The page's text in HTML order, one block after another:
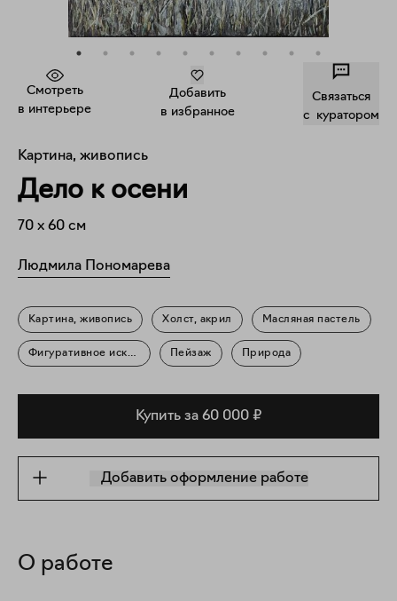
Смотреть
в интерьере
Добавить
в избранное
Связаться
c куратором
Картина, живопись
Дело к осени
70 x 60 см
Людмила Пономарева
Картина, живопись Холст, акрил Масляная пастель
Фигуративное искусство Пейзаж Природа
Купить за 60 000 ₽
Добавить оформление работе
О работе